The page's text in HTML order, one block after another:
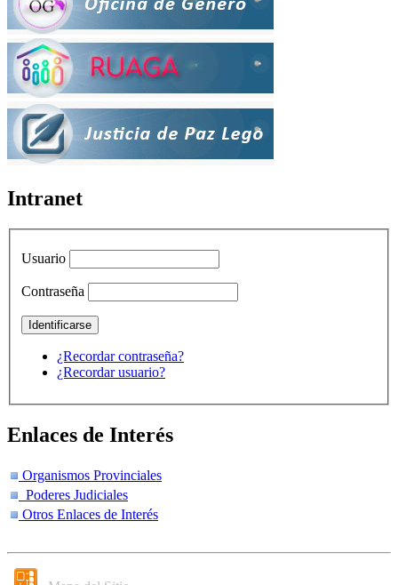
Intranet
Usuario
Contraseña
¿Recordar contraseña?
¿Recordar usuario?
Enlaces de Interés
Organismos Provinciales
Poderes Judiciales
Otros Enlaces de Interés